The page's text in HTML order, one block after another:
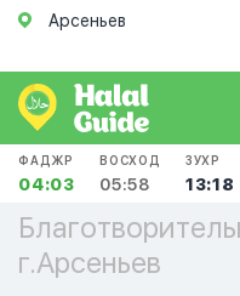
Арсеньев
ФАДЖР
04:03
ВОСХОД
05:58
ЗУХР
13:18
г.Арсеньев